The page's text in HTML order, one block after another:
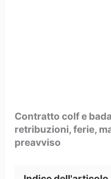
Contratto colf e
retribuzioni, ferie,
preavviso